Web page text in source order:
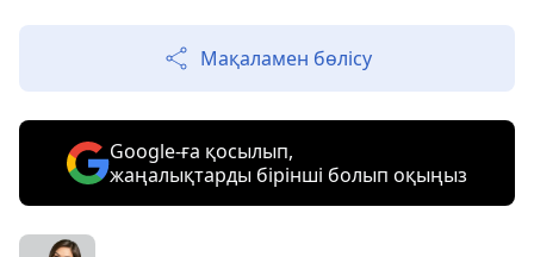
Мақаламен бөлісу
Google-ға қосылып,
жаңалықтарды бірінші болып оқыңыз